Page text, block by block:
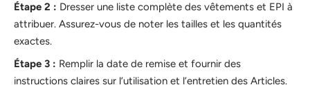
Étape 2 : Dresser une liste complète des vêtements et EPI à
attribuer. Assurez-vous de noter les tailles et les quantités
exactes.
Étape 3 : Remplir la date de remise et fournir des
instructions claires sur l’utilisation et l’entretien des Articles.